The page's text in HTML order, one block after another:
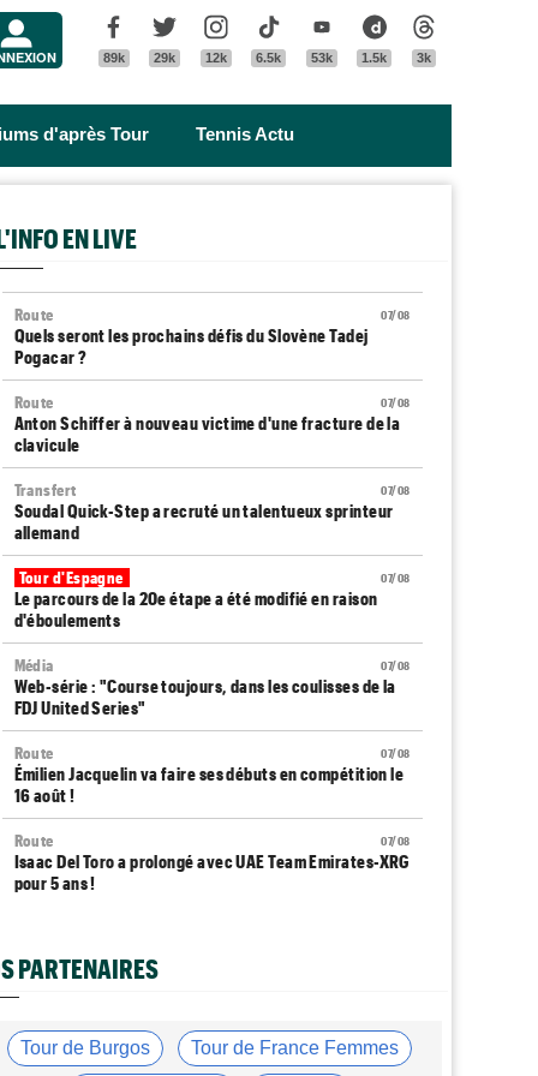
Facebook
89k
Twitter
29k
Instagram
12k
Tik Tok
6.5k
Youtube
53k
Dailymotion
1.5k 3k
d'après Tour Tennis Actu
EN LIVE
07/08
Route
Quels seront les prochains défis du Slovène Tadej
Pogacar ?
07/08
Route
Anton Schiffer à nouveau victime d'une fracture de la
clavicule
07/08
Transfert
Soudal Quick-Step a recruté un talentueux sprinteur
allemand
07/08
Tour d'Espagne
Le parcours de la 20e étape a été modifié en raison
d'éboulements
07/08
Média
Web-série : "Course toujours, dans les coulisses de la
FDJ United Series"
07/08
Route
Émilien Jacquelin va faire ses débuts en compétition le
16 août !
07/08
Route
Isaac Del Toro a prolongé avec UAE Team Emirates-XRG
pour 5 ans !
monnaie courante"
Le Mercato vélo est ouvert... toutes les dernières infos
et rumeurs
PARTENAIRES
Tour de Burgos Tour de France Femmes